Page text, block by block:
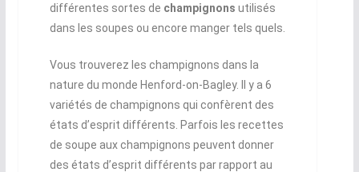
différentes sortes de champignons utilisés
dans les soupes ou encore manger tels quels.
Vous trouverez les champignons dans la
nature du monde Henford-on-Bagley. Il y a 6
variétés de champignons qui confèrent des
états d’esprit différents. Parfois les recettes
de soupe aux champignons peuvent donner
des états d’esprit différents par rapport au